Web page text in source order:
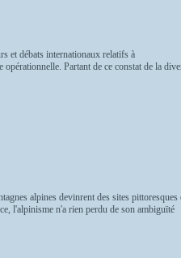
et débats internationaux relatifs à
Partant de ce constat de la
alpines devinrent des sites pittoresques
l'alpinisme n'a rien perdu de son ambiguïté